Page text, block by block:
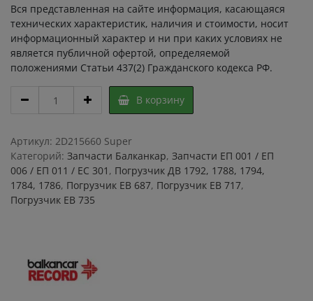
Вся представленная на сайте информация, касающаяся
технических характеристик, наличия и стоимости, носит
информационный характер и ни при каких условиях не
является публичной офертой, определяемой
положениями Статьи 437(2) Гражданского кодекса РФ.
комбинированный
корпус
405121
36.2.908.704/
КТЕ
249
006
ДВ
В корзину
Артикул: 2D215660 Super
Категорий: Запчасти Балканкар, Запчасти ЕП 001 / ЕП
006 / ЕП 011 / ЕС 301 , Погрузчик ДВ 1792, 1788, 1794,
1784, 1786, Погрузчик ЕВ 687, Погрузчик ЕВ 717,
Погрузчик ЕВ 735